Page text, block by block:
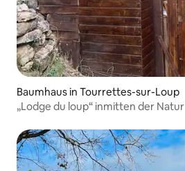
Baumhaus in Tourrettes-sur-Loup
„Lodge du loup“ inmitten der Natur